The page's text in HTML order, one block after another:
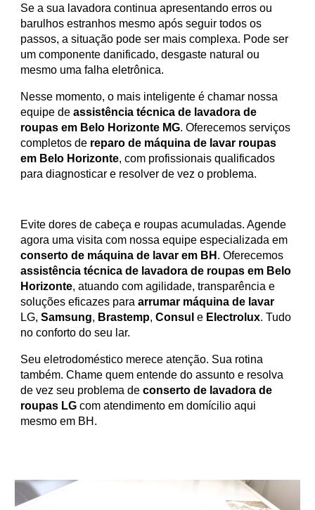
Se a sua lavadora continua apresentando erros ou
barulhos estranhos mesmo após seguir todos os
passos, a situação pode ser mais complexa. Pode ser
um componente danificado, desgaste natural ou
mesmo uma falha eletrônica.
Nesse momento, o mais inteligente é chamar nossa
equipe deassistência técnica de lavadora de
roupas em Belo Horizonte MG. Oferecemos serviços
completos de reparo de máquina de lavar roupas
em Belo Horizonte, com profissionais qualificados
para diagnosticar e resolver de vez o problema.
Evite dores de cabeça e roupas acumuladas. Agende
agora uma visita com nossa equipe especializada em
conserto de máquina de lavar em BH . Oferecemos
assistência técnica de lavadora de roupas em Belo
Horizonte, atuando com agilidade, transparência e
soluções eficazes paraarrumar máquina de lavar
LG,Samsung, Brastemp,Consul e Electrolux. Tudo
no conforto do seu lar.
Seu eletrodoméstico merece atenção. Sua rotina
também. Chame quem entende do assunto e resolva
de vez seu problema deconserto de lavadora de
roupas LG com atendimento em domícilio aqui
mesmo em BH.